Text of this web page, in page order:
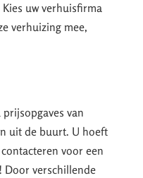
uw verhuisfirma
verhuizing mee,
van
uit de buurt. U hoeft
voor een
Door verschillende